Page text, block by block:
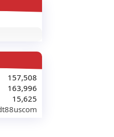
157,508
163,996
15,625